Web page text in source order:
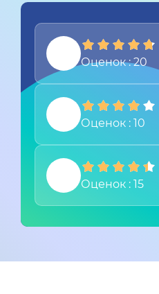
Оценок : 20
Оценок : 10
Оценок : 15